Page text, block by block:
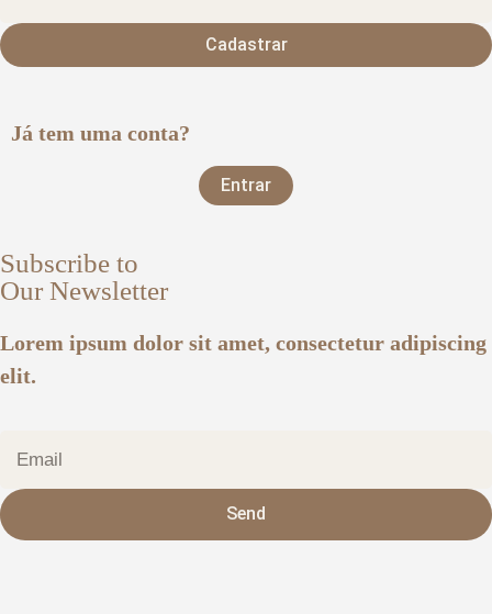
Cadastrar
Já tem uma conta?
Entrar
Subscribe to
Our Newsletter
Lorem ipsum dolor sit amet, consectetur adipiscing
elit.
Send